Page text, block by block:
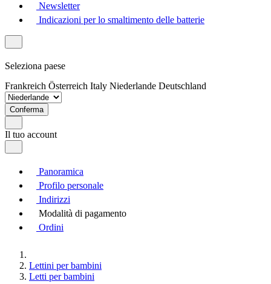
Newsletter
Indicazioni per lo smaltimento delle batterie
Seleziona paese
Frankreich Österreich Italy Niederlande Deutschland
Conferma
Il tuo account
Panoramica
Profilo personale
Indirizzi
Modalità di pagamento
Ordini
Lettini per bambini
Letti per bambini